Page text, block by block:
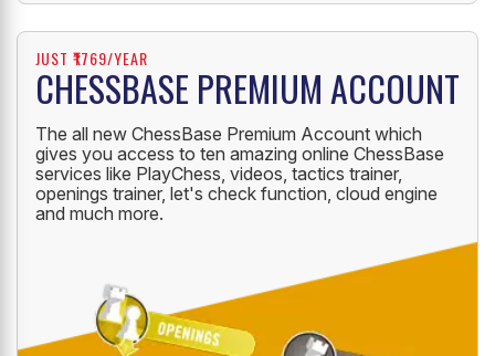
JUST ₹1769/YEAR
CHESSBASE PREMIUM ACCOUNT
The all new ChessBase Premium Account which
gives you access to ten amazing online ChessBase
services like PlayChess, videos, tactics trainer,
openings trainer, let's check function, cloud engine
and much more.